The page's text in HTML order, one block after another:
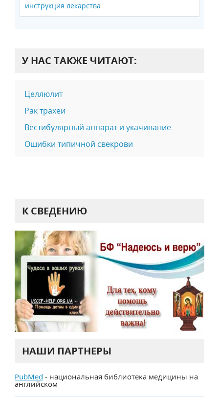
инструкция лекарства
У НАС ТАКЖЕ ЧИТАЮТ:
Целлюлит
Рак трахеи
Вестибулярный аппарат и укачивание
Ошибки типичной свекрови
К СВЕДЕНИЮ
НАШИ ПАРТНЕРЫ
PubMed - национальная библиотека медицины на
английском